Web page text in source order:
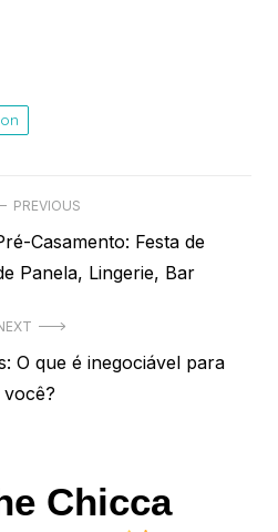
PREVIOUS
Casamento: Festa de
Panela, Lingerie, Bar
O que é inegociável para
você?
Chicca